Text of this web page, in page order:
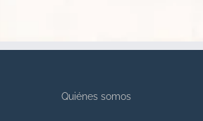
Quiénes somos